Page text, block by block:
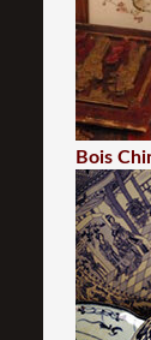
Bois